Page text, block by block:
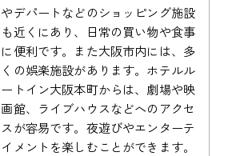
やデパートなどのショッピング施設
も近くにあり、日常の買い物や食事
に便利です。また大阪市内には、多
くの娯楽施設があります。ホテルル
ートイン大阪本町からは、劇場や映
画館、ライブハウスなどへのアクセ
スが容易です。夜遊びやエンターテ
イメントを楽しむことができます。